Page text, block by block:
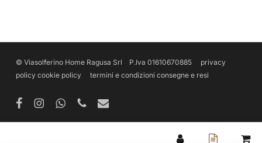
© Viasolferino Home Ragusa Srl P.Iva 01610670885 privacy
policy cookie policy termini e condizioni consegne e resi
facebookinstagramwhatsappphone email